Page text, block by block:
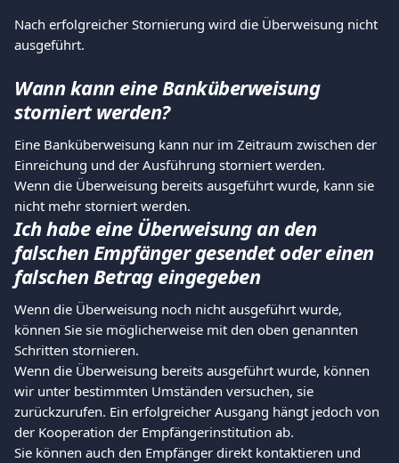
Nach erfolgreicher Stornierung wird die Überweisung nicht
ausgeführt.
Wann kann eine Banküberweisung
storniert werden?
Eine Banküberweisung kann nur im Zeitraum zwischen der
Einreichung und der Ausführung storniert werden.
Wenn die Überweisung bereits ausgeführt wurde, kann sie
nicht mehr storniert werden.
Ich habe eine Überweisung an den
falschen Empfänger gesendet oder einen
falschen Betrag eingegeben
Wenn die Überweisung noch nicht ausgeführt wurde,
können Sie sie möglicherweise mit den oben genannten
Schritten stornieren.
Wenn die Überweisung bereits ausgeführt wurde, können
wir unter bestimmten Umständen versuchen, sie
zurückzurufen. Ein erfolgreicher Ausgang hängt jedoch von
der Kooperation der Empfängerinstitution ab.
Sie können auch den Empfänger direkt kontaktieren und